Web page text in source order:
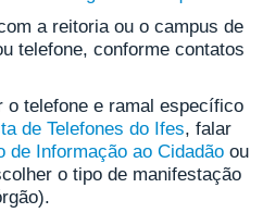
a reitoria ou o campus de
telefone, conforme contatos
o telefone e ramal específico
de Telefones do Ifes, falar
de Informação ao Cidadão ou
o tipo de manifestação